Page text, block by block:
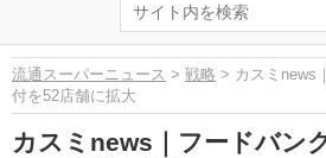
流通スーパーニュース > 戦略 > カスミnews
付を52店舗に拡大
カスミnews｜フードバン